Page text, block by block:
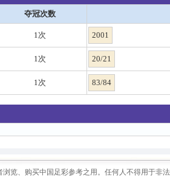
夺冠次数
1次 2001
1次 20/21
1次 83/84
览、购买中国足彩参考之用。任何人不得用于